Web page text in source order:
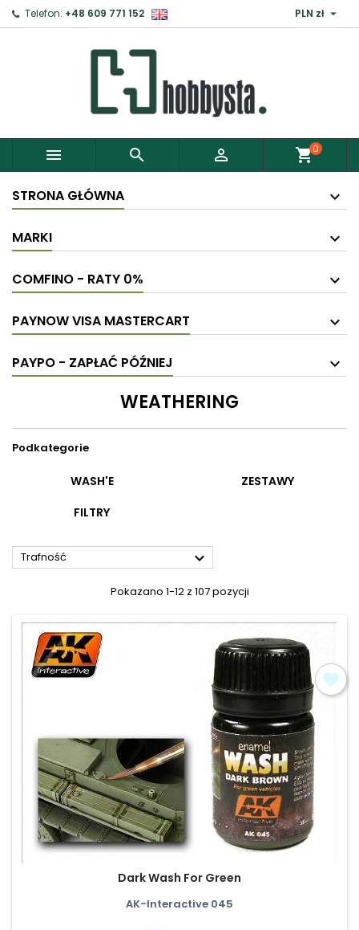
Telefon: +48 609 771 152 PLN zł 
   shopping_cart0
STRONA GŁÓWNA
MARKI
COMFINO - RATY 0%
PAYNOW VISA MASTERCART
PAYPO - ZAPŁAĆ PÓŹNIEJ
WEATHERING
Podkategorie
WASH'E
ZESTAWY
FILTRY
Trafność 
Pokazano 1-12 z 107 pozycji
Dark Wash For Green
AK-Interactive 045
Zaloguj ×
Aby zapisać produkty do Schowka, musisz się
Anuluj Zaloguj